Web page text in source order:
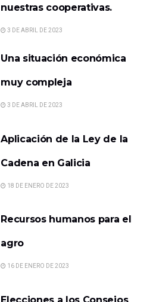
nuestras cooperativas.
3 DE ABRIL DE 2023
Una situación económica
muy compleja
3 DE ABRIL DE 2023
Aplicación de la Ley de la
Cadena en Galicia
18 DE ENERO DE 2023
Recursos humanos para el
agro
16 DE ENERO DE 2023
Elecciones a los Consejos